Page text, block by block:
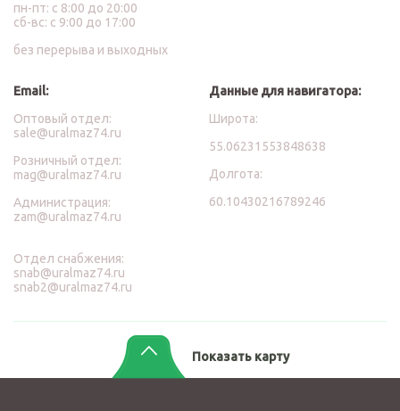
пн-пт: с 8:00 до 20:00
сб-вс: с 9:00 до 17:00
без перерыва и выходных
Email:
Оптовый отдел:
sale@uralmaz74.ru
Розничный отдел:
mag@uralmaz74.ru
Администрация:
zam@uralmaz74.ru
Отдел снабжения:
snab@uralmaz74.ru
snab2@uralmaz74.ru
Данные для навигатора:
Широта:
55.06231553848638
Долгота:
60.10430216789246
Показать карту